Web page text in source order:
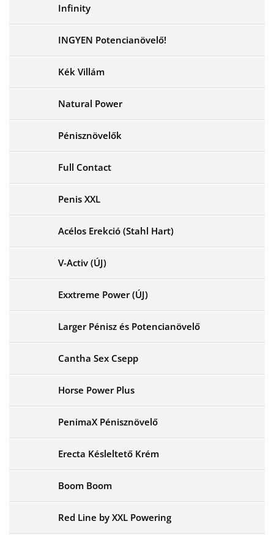
Infinity
INGYEN Potencianövelő!
Kék Villám
Natural Power
Pénisznövelők
Full Contact
Penis XXL
Acélos Erekció (Stahl Hart)
V-Activ (ÚJ)
Exxtreme Power (ÚJ)
Larger Pénisz és Potencianövelő
Cantha Sex Csepp
Horse Power Plus
PenimaX Pénisznövelő
Erecta Késleltető Krém
Boom Boom
Red Line by XXL Powering